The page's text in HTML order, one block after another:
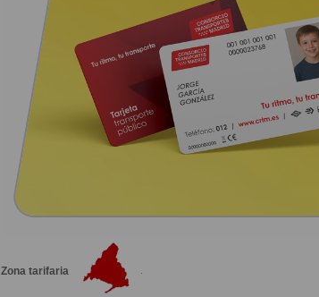
Zona tarifaria